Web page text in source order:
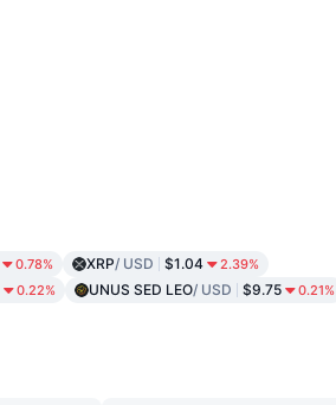
0.78% XRP/ USD $1.04 2.39%
0.22% UNUS SED LEO/ USD $9.75 0.21%